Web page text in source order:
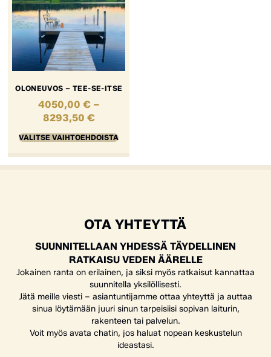
OLONEUVOS – TEE-SE-ITSE
4050,00 € –
8293,50 €
VALITSE VAIHTOEHDOISTA
OTA YHTEYTTÄ
SUUNNITELLAAN YHDESSÄ TÄYDELLINEN
RATKAISU VEDEN ÄÄRELLE
Jokainen ranta on erilainen, ja siksi myös ratkaisut kannattaa
suunnitella yksilöllisesti.
Jätä meille viesti – asiantuntijamme ottaa yhteyttä ja auttaa
sinua löytämään juuri sinun tarpeisiisi sopivan laiturin,
rakenteen tai palvelun.
Voit myös avata chatin, jos haluat nopean keskustelun
ideastasi.